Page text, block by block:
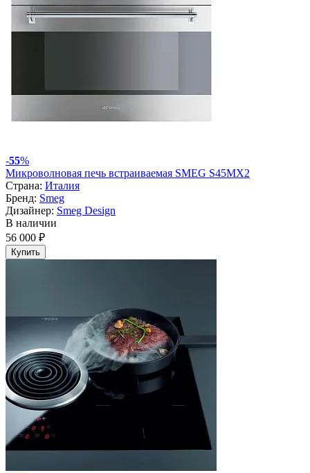
-55%
Микроволновая печь встраиваемая SMEG S45MX2
Страна: Италия
Бренд: Smeg
Дизайнер: Smeg Design
В наличии
56 000 ₽
Купить